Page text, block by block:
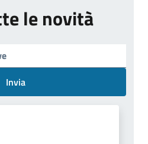
le novità
Invia